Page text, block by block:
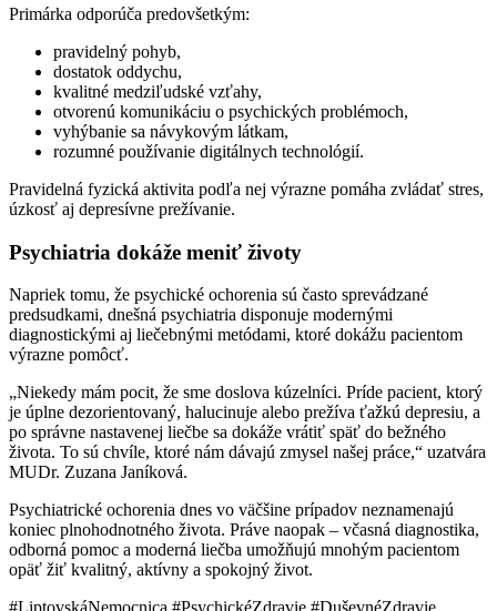
Primárka odporúča predovšetkým:
pravidelný pohyb,
dostatok oddychu,
kvalitné medziľudské vzťahy,
otvorenú komunikáciu o psychických problémoch,
vyhýbanie sa návykovým látkam,
rozumné používanie digitálnych technológií.
Pravidelná fyzická aktivita podľa nej výrazne pomáha zvládať stres,
úzkosť aj depresívne prežívanie.
Psychiatria dokáže meniť životy
Napriek tomu, že psychické ochorenia sú často sprevádzané
predsudkami, dnešná psychiatria disponuje modernými
diagnostickými aj liečebnými metódami, ktoré dokážu pacientom
výrazne pomôcť.
„Niekedy mám pocit, že sme doslova kúzelníci. Príde pacient, ktorý
je úplne dezorientovaný, halucinuje alebo prežíva ťažkú depresiu, a
po správne nastavenej liečbe sa dokáže vrátiť späť do bežného
života. To sú chvíle, ktoré nám dávajú zmysel našej práce,“ uzatvára
MUDr. Zuzana Janíková.
Psychiatrické ochorenia dnes vo väčšine prípadov neznamenajú
koniec plnohodnotného života. Práve naopak – včasná diagnostika,
odborná pomoc a moderná liečba umožňujú mnohým pacientom
opäť žiť kvalitný, aktívny a spokojný život.